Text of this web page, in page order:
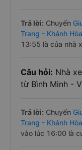
Trả lời: Chuyến
Trang - Khánh Hòa
13:55 là của nhà
Câu hỏi: Nhà
từ Bình Minh -
Trả lời: Chuyến
Trang - Khánh Hòa
vào lúc 16:00 là